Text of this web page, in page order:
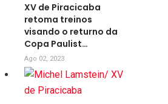
XV de Piracicaba
retoma treinos
visando o returno da
Copa Paulist…
Ago 02, 2023